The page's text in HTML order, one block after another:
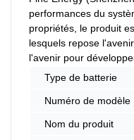
performances du
propriétés, le produit
lesquels repose
l'avenir pour
Type de batterie
Numéro de modèle
Nom du produit